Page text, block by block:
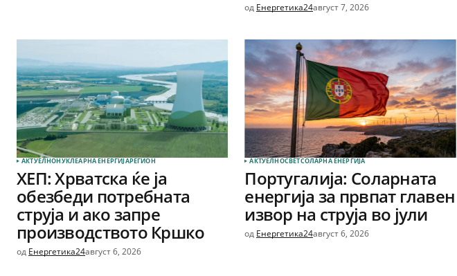
од Енергетика24август 7, 2026
АКТУЕЛНОНУКЛЕАРНА ЕНЕРГИЈАРЕГИОН
ХЕП: Хрватска ќе ја
обезбеди потребната
струја и ако запре
производството Кршко
од Енергетика24август 6, 2026
АКТУЕЛНОСВЕТСОЛАРНА EНЕРГИЈА
Португалија: Соларната
енергија за првпат главен
извор на струја во јули
од Енергетика24август 6, 2026